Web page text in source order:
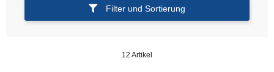
Filter und Sortierung
12 Artikel